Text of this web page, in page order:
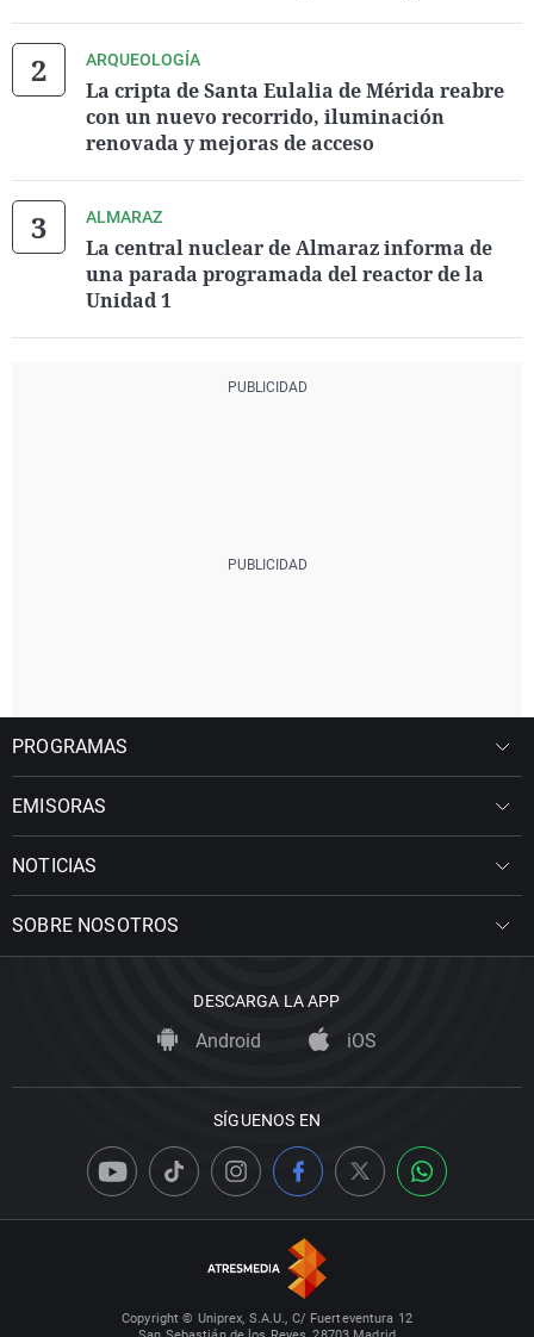
ARQUEOLOGÍA
La cripta de Santa Eulalia de Mérida reabre
con un nuevo recorrido, iluminación
renovada y mejoras de acceso
ALMARAZ
La central nuclear de Almaraz informa de
una parada programada del reactor de la
Unidad 1
PROGRAMAS
EMISORAS
NOTICIAS
SOBRE NOSOTROS
DESCARGA LA APP
Android iOS
SÍGUENOS EN
Copyright © Uniprex, S.A.U., C/ Fuerteventura 12